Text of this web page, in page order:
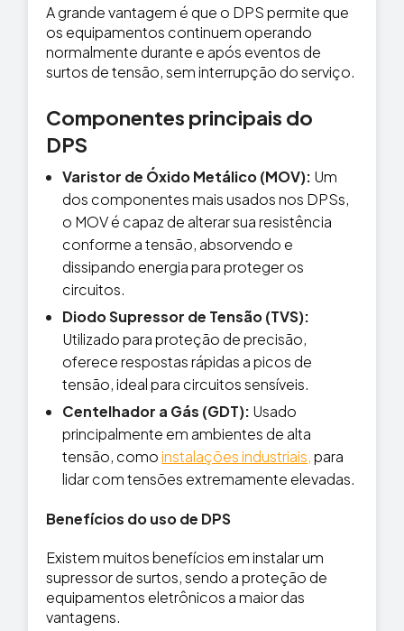
A grande vantagem é que o DPS permite que
os equipamentos continuem operando
normalmente durante e após eventos de
surtos de tensão, sem interrupção do serviço.
Componentes principais do
DPS
Varistor de Óxido Metálico (MOV): Um
dos componentes mais usados nos DPSs,
o MOV é capaz de alterar sua resistência
conforme a tensão, absorvendo e
dissipando energia para proteger os
circuitos.
Diodo Supressor de Tensão (TVS):
Utilizado para proteção de precisão,
oferece respostas rápidas a picos de
tensão, ideal para circuitos sensíveis.
Centelhador a Gás (GDT): Usado
principalmente em ambientes de alta
tensão, comoinstalações industriais,para
lidar com tensões extremamente elevadas.
Benefícios do uso de DPS
Existem muitos benefícios em instalar um
supressor de surtos, sendo a proteção de
equipamentos eletrônicos a maior das
vantagens.